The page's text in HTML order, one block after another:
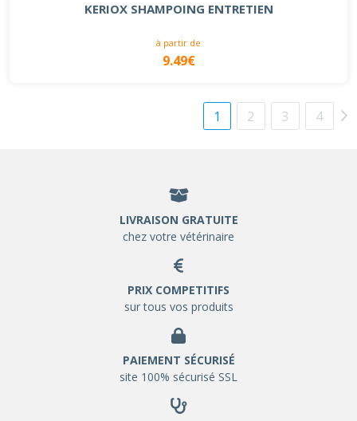
KERIOX SHAMPOING ENTRETIEN
à partir de
9.49€
1 2 3 4
LIVRAISON GRATUITE
chez votre vétérinaire
PRIX COMPETITIFS
sur tous vos produits
PAIEMENT SÉCURISÉ
site 100% sécurisé SSL